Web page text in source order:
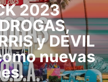
2023
y DEVIL
nuevas